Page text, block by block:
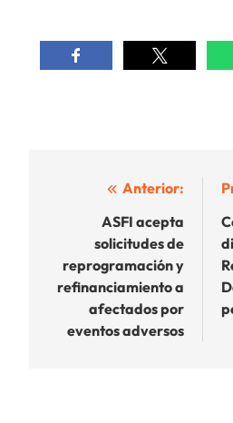
Navegación
entradas
Anterior:
ASFI acepta
solicitudes de
reprogramación y
refinanciamiento a
afectados por
eventos adversos